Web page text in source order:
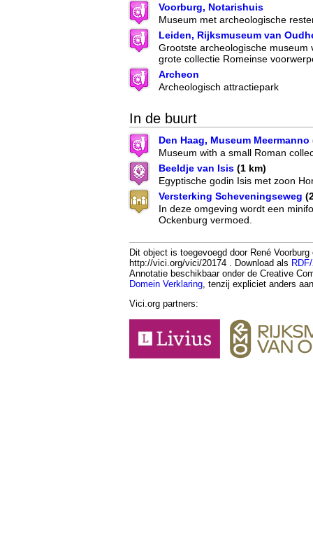
Voorburg, Notarishuis
Museum met archeologische
Leiden, Rijksmuseum van
Grootste archeologische museum
grote collectie Romeinse
Archeon
Archeologisch attractiepark
In de buurt
Den Haag, Museum Meermanno
Museum with a small Roman
Beeldje van Isis (1 km)
Egyptische godin Isis met zoon
Versterking Scheveningseweg
In deze omgeving wordt een
Ockenburg vermoed.
Dit object is toegevoegd door René
http://vici.org/vici/20174 . Download als
Annotatie beschikbaar onder de Creative
Domein Verklaring, tenzij expliciet anders
Vici.org partners: